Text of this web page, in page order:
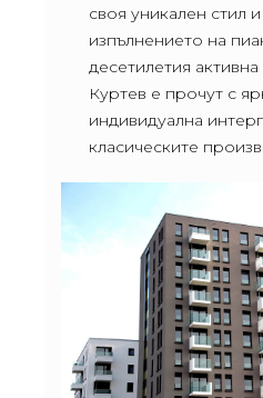
своя уникален стил
изпълнението на
десетилетия
Куртев е прочут с
индивидуална
класическите